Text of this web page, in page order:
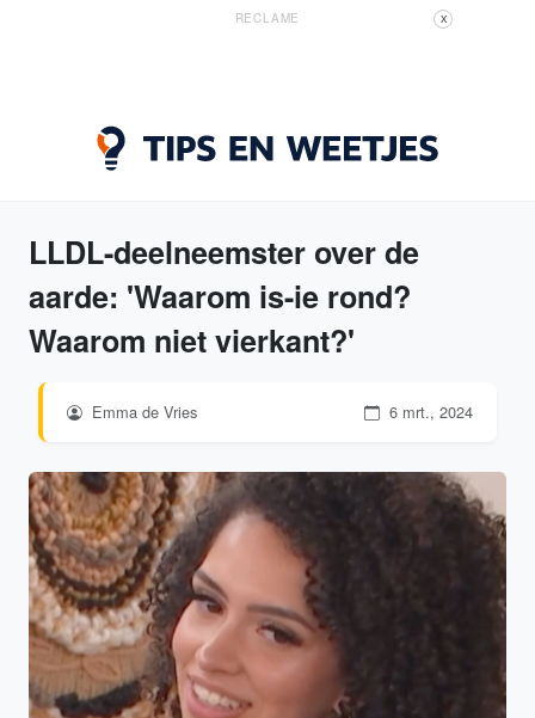
RECLAME X
LLDL-deelneemster over de
aarde: 'Waarom is-ie rond?
Waarom niet vierkant?'
Emma de Vries 6 mrt., 2024